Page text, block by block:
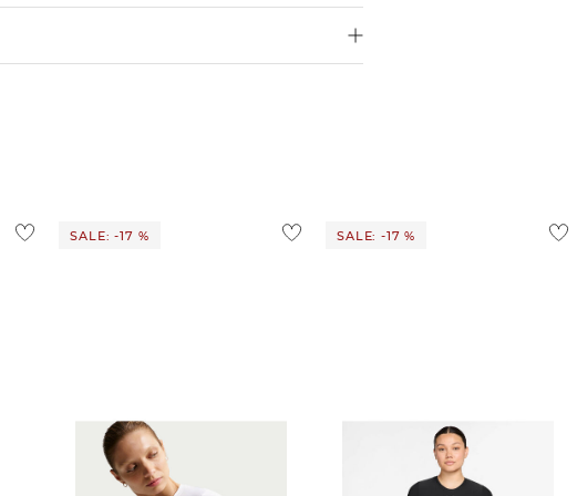
Ausland findest duhier
SALE: -17 % SALE: -17 %